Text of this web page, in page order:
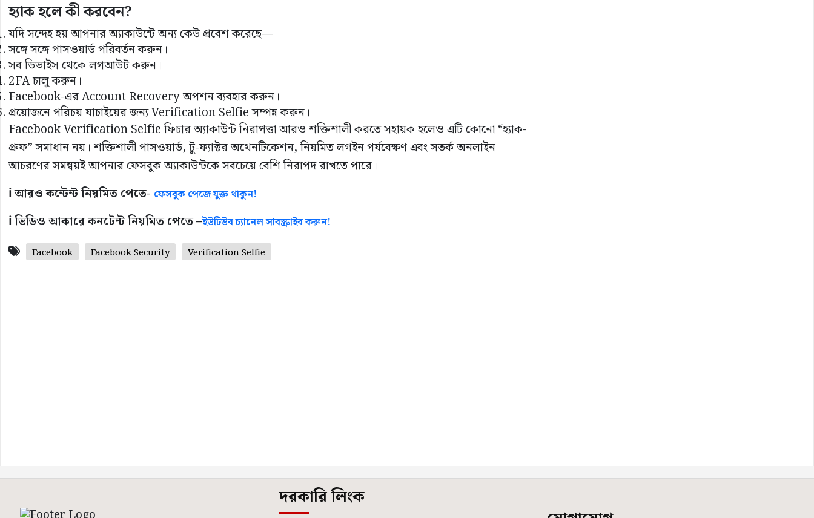
হ্যাক হলে কী করবেন?
যদি সন্দেহ হয় আপনার অ্যাকাউন্টে অন্য কেউ প্রবেশ করেছে—
সঙ্গে সঙ্গে পাসওয়ার্ড পরিবর্তন করুন।
সব ডিভাইস থেকে লগআউট করুন।
2FA চালু করুন।
Facebook-এর Account Recovery অপশন ব্যবহার করুন।
প্রয়োজনে পরিচয় যাচাইয়ের জন্য Verification Selfie সম্পন্ন করুন।
Facebook Verification Selfie ফিচার অ্যাকাউন্ট নিরাপত্তা আরও শক্তিশালী করতে সহায়ক হলেও এটি কোনো “হ্যাক-
প্রুফ” সমাধান নয়। শক্তিশালী পাসওয়ার্ড, টু-ফ্যাক্টর অথেনটিকেশন, নিয়মিত লগইন পর্যবেক্ষণ এবং সতর্ক অনলাইন
আচরণের সমন্বয়ই আপনার ফেসবুক অ্যাকাউন্টকে সবচেয়ে বেশি নিরাপদ রাখতে পারে।
ℹ️ আরও কন্টেন্ট নিয়মিত পেতে- ফেসবুক পেজে যুক্ত থাকুন!
ℹ️ ভিডিও আকারে কনটেন্ট নিয়মিত পেতে –ইউটিউব চ্যানেল সাবস্ক্রাইব করুন!
Facebook Facebook Security Verification Selfie
দরকারি লিংক